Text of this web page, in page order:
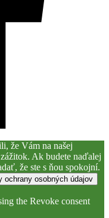
že Vám na našej
Ak budete naďalej
že ste s ňou spokojní.
ochrany osobných údajov
the Revoke consent